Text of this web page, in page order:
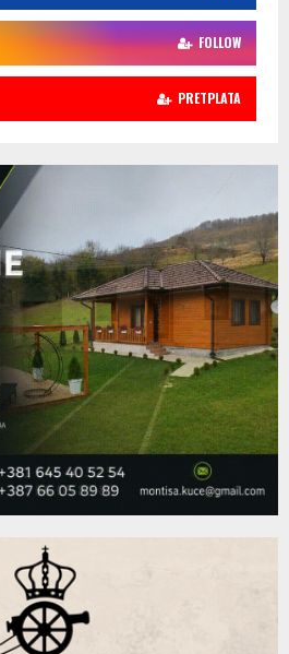
FOLLOW
PRETPLATA